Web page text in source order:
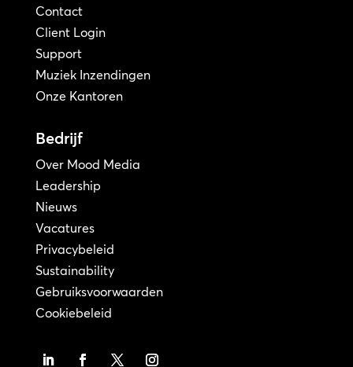
Contact
Client Login
Support
Muziek Inzendingen
Onze Kantoren
Bedrijf
Over Mood Media
Leadership
Nieuws
Vacatures
Privacybeleid
Sustainability
Gebruiksvoorwaarden
Cookiebeleid